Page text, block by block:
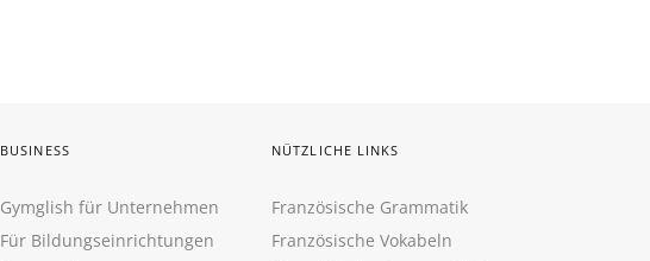
BUSINESS
Gymglish für Unternehmen
Für Bildungseinrichtungen
NÜTZLICHE LINKS
Französische Grammatik
Französische Vokabeln